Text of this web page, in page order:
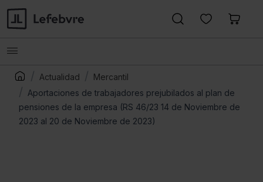
Actualidad
Mercantil
Aportaciones de trabajadores prejubilados al plan de
pensiones de la empresa (RS 46/23 14 de Noviembre de
2023 al 20 de Noviembre de 2023)